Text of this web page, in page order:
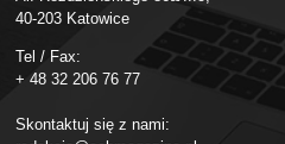
40-203 Katowice
Tel / Fax:
+ 48 32 206 76 77
Skontaktuj się z nami: